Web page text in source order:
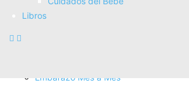
Libros
Tercera Edad
Embarazo
Embarazo Mes a Mes